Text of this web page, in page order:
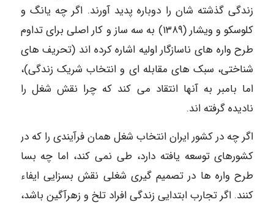
زندگی گذشته شان را دوباره پدید آورند. اگر چه یانگ و
کلوسکو و ویشار (۱۳۸۹) به سه ساز و کار اصلی برای تداوم
طرح واره های ناسازگار اولیه اشاره کرده اند (تحریف های
شناختی، سبک های مقابله ای و انتخاب شریک زندگی)،
اما بامبر به آنها انتقاد می کند که چرا نقش شغل را
نادیده گرفته اند.
اگر چه در کشور ایران انتخاب شغل همان فرآیندی را که در
کشورهای توسعه یافته دارد، طی نمی کند، اما چه بسا
طرح واره ها در تصمیم گیری شغلی نقش بسزایی ایفاء
کنند. اگر تجارب ابتدایی زندگی افراد تلخ و زهرآگین باشد،